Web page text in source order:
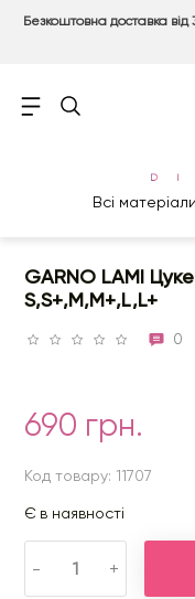
Безкоштовна доставка від
Всі матеріали
GARNO LAMI
S,S+,M,M+,L,L+
0
690 грн.
Код товару: 11707
Є в наявності
- +